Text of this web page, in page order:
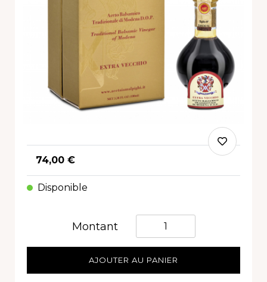
74,00 €
Disponible
Montant Quantità
AJOUTER AU PANIER